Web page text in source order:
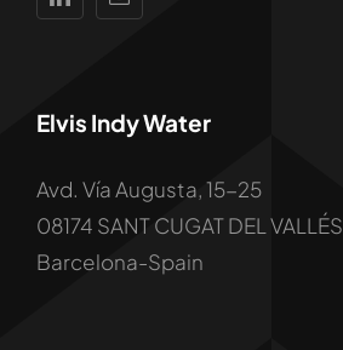
Elvis Indy Water
Avd. Vía Augusta, 15-25
08174 SANT CUGAT DEL VALLÉS
Barcelona-Spain